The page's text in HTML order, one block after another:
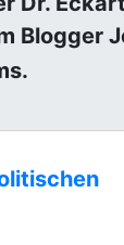
Blogger